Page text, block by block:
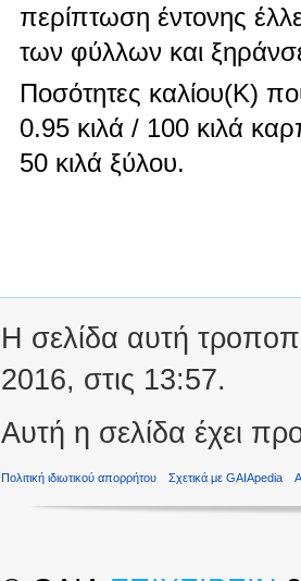
περίπτωση έντονης
των φύλλων και
Ποσότητες καλίου(Κ)
0.95 κιλά / 100 κιλά
50 κιλά ξύλου.
Η σελίδα αυτή
2016, στις 13:57.
Αυτή η σελίδα έχει
Πολιτική ιδιωτικού απορρήτου Σχετικά με GAIApedia